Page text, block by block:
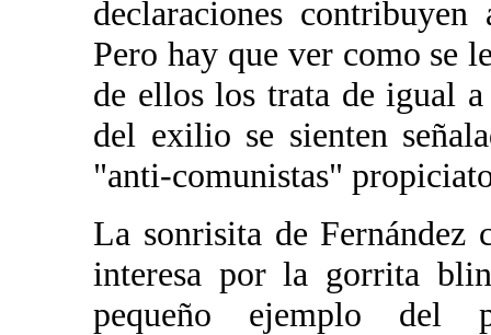
declaraciones
Pero hay que ver como se
de ellos los trata de igual
del exilio se sienten
"anti-comunistas"
La sonrisita de Fernández
interesa por la gorrita
pequeño ejemplo del